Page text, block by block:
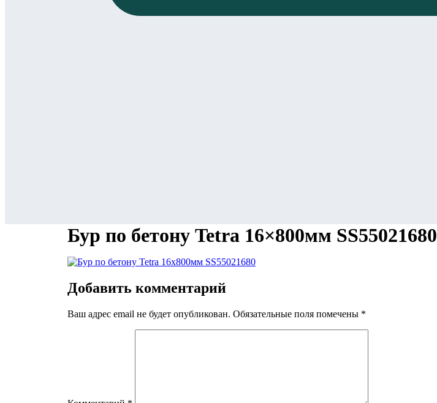
Бур по бетону Tetra 16×800мм SS55021680
Добавить комментарий
Ваш адрес email не будет опубликован. Обязательные поля помечены *